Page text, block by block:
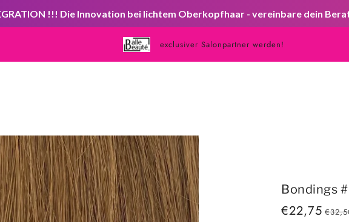
exclusiver Salonpartner werden!
Bondings
€22,75
!!! Die Innovation bei lichtem Oberkopfhaar - vereinbare dein